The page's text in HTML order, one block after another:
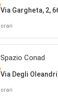
Via Gargheta, 2,
orari
Spazio Conad
Via Degli
orari